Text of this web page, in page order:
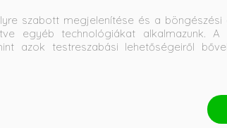
Freida
szabott megjelenítése és a böngészési
egyéb technológiákat alkalmazunk. A
azok testreszabási lehetőségeiről